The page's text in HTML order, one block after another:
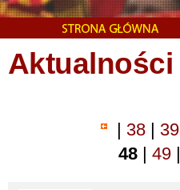
Aktualności
| 38 | 39
48 | 49 |